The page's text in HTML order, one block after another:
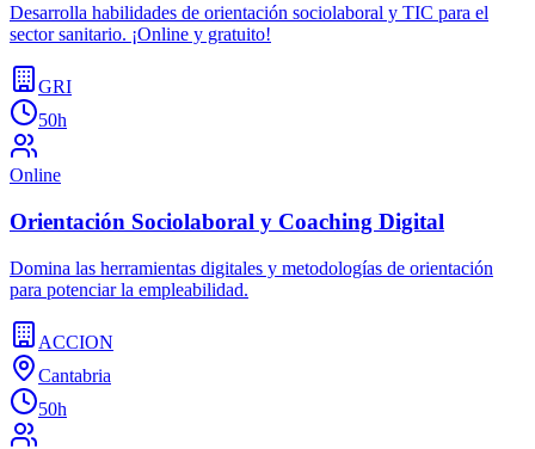
Desarrolla habilidades de orientación sociolaboral y TIC para el
sector sanitario. ¡Online y gratuito!
GRI
50h
Online
Orientación Sociolaboral y Coaching Digital
Domina las herramientas digitales y metodologías de orientación
para potenciar la empleabilidad.
ACCION
Cantabria
50h